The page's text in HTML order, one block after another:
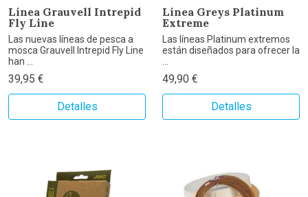
Línea Grauvell Intrepid
Fly Line
Las nuevas líneas de pesca a
mosca Grauvell Intrepid Fly Line
han ...
39,95 €
Detalles
Línea Greys Platinum
Extreme
Las líneas Platinum extremos
están diseñados para ofrecer la
...
49,90 €
Detalles